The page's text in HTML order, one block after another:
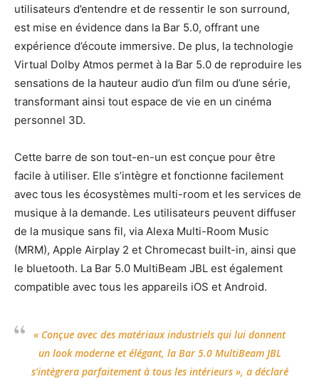
utilisateurs d’entendre et de ressentir le son surround,
est mise en évidence dans la Bar 5.0, offrant une
expérience d’écoute immersive. De plus, la technologie
Virtual Dolby Atmos permet à la Bar 5.0 de reproduire les
sensations de la hauteur audio d’un film ou d’une série,
transformant ainsi tout espace de vie en un cinéma
personnel 3D.
Cette barre de son tout-en-un est conçue pour être
facile à utiliser. Elle s’intègre et fonctionne facilement
avec tous les écosystèmes multi-room et les services de
musique à la demande. Les utilisateurs peuvent diffuser
de la musique sans fil, via Alexa Multi-Room Music
(MRM), Apple Airplay 2 et Chromecast built-in, ainsi que
le bluetooth. La Bar 5.0 MultiBeam JBL est également
compatible avec tous les appareils iOS et Android.
« Conçue avec des matériaux industriels qui lui donnent
un look moderne et élégant, la Bar 5.0 MultiBeam JBL
s’intègrera parfaitement à tous les intérieurs », a déclaré